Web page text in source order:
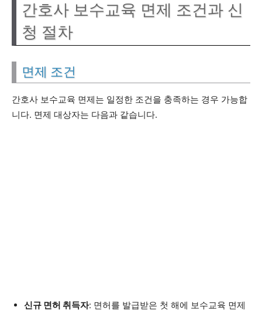
간호사 보수교육 면제 조건과 신
청 절차
면제 조건
간호사 보수교육 면제는 일정한 조건을 충족하는 경우 가능합
니다. 면제 대상자는 다음과 같습니다.
신규 면허 취득자: 면허를 발급받은 첫 해에 보수교육 면제